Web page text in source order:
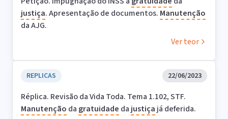
justiça. Apresentação de documentos. Manutenção
da AJG.
Ver teor
REPLICAS 22/06/2023
Réplica. Revisão da Vida Toda. Tema 1.102, STF.
Manutenção da gratuidade da justiça já deferida.